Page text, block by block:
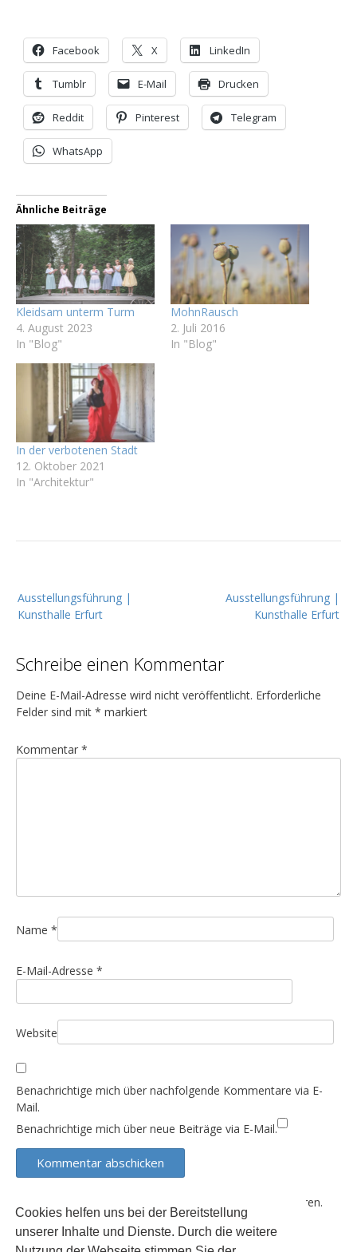
Cookies helfen uns bei der Bereitstellung
unserer Inhalte und Dienste. Durch die weitere
Facebook X LinkedIn
Tumblr E-Mail Drucken
Reddit Pinterest Telegram
WhatsApp
Ähnliche Beiträge
Kleidsam unterm Turm
4. August 2023
In "Blog"
MohnRausch
2. Juli 2016
In "Blog"
In der verbotenen Stadt
12. Oktober 2021
In "Architektur"
e
i
t
r
a
g
s
n
t
i
o
n
Ausstellungsführung |
Kunsthalle Erfurt
Ausstellungsführung |
Kunsthalle Erfurt
Schreibe einen Kommentar
Deine E-Mail-Adresse wird nicht veröffentlicht. Erforderliche
Felder sind mit * markiert
Kommentar *
Name *
E-Mail-Adresse *
Website
Benachrichtige mich über nachfolgende Kommentare via E-
Mail.
Benachrichtige mich über neue Beiträge via E-Mail.
Diese Website verwendet Akismet, um Spam zu reduzieren.
Erfahre, wie deine Kommentardaten verarbeitet werden.